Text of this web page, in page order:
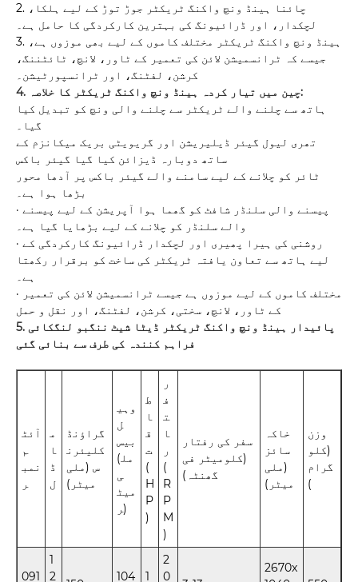
2. چائنا ہینڈ ونچ واکنگ ٹریکٹر جوڑ توڑ کے لیے ہلکا،
لچکدار، اور ڈرائیونگ کی بہترین کارکردگی کا حامل ہے۔
3. ہینڈ ونچ واکنگ ٹریکٹر مختلف کاموں کے لیے بھی موزوں ہے،
جیسے کہ ٹرانسمیشن لائن کی تعمیر کے ٹاور، لانچ، ٹائٹننگ،
کرشن، لفٹنگ، اور ٹرانسپورٹیشن۔
4. چین میں تیار کردہ ہینڈ ونچ واکنگ ٹریکٹر کا خلاصہ:
ہاتھ سے چلنے والے ٹریکٹر سے چلنے والی ونچ کو تبدیل کیا
گیا۔
تھری لیول گیئر ڈیلیریشن اور گریویٹی بریک میکانزم کے
ساتھ دوبارہ ڈیزائن کیا گیا گیئر باکس
ٹائر کو چلانے کے لیے سامنے والے گیئر باکس پر آدھا محور
بڑھا ہوا ہے۔
· پیسنے والی سلنڈر شافٹ کو گھما ہوا آپریشن کے لیے پیسنے
والے سلنڈر کو چلانے کے لیے بڑھایا گیا ہے۔
· روشنی کی ہیرا پھیری اور لچکدار ڈرائیونگ کارکردگی کے
لیے ہاتھ سے تعاون یافتہ ٹریکٹر کی ساخت کو برقرار رکھتا
ہے۔
· مختلف کاموں کے لیے موزوں ہے جیسے ٹرانسمیشن لائن کی تعمیر
کے ٹاور، لانچ، سختی، کرشن، لفٹنگ، اور نقل و حمل
5. پائیدار ہینڈ ونچ واکنگ ٹریکٹر ڈیٹا شیٹ ننگبو لنگکائی
فراہم کنندہ کی طرف سے بنائی گئی
آئٹ
م
نمب
ر
م
ا
ڈ
ل
گراؤنڈ
کلیئرن
س (ملی
میٹر)
وہی
ل
بیس
(مل
ی
میٹ
ر)
ط
ا
ق
ت
(
H
P
)
ر
ف
ت
ا
ر
(
R
P
M
)
سفر کی رفتار
(کلومیٹر فی
گھنٹہ)
خاکہ
سائز
(ملی
میٹر)
وزن
(کلو
گرام
)
091
1
2
104 1
2
0
2670x